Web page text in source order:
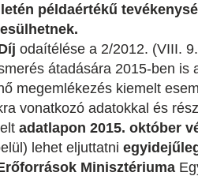
példaértékű
odaítélése a 2/2012. (VIII.
átadására 2015-ben is
megemlékezés kiemelt
vonatkozó adatokkal és
adatlapon 2015. október
lehet eljuttatni
Minisztériuma